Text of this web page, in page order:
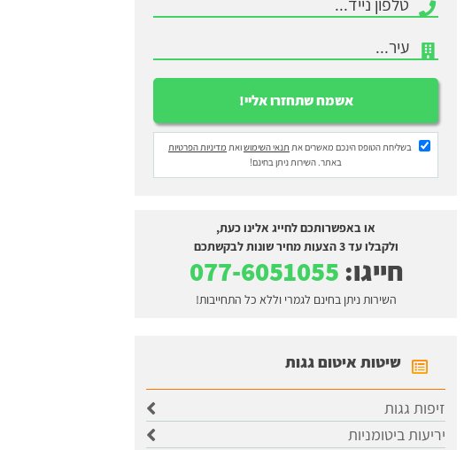
בשליחת הטופס הינכם מאשרים את תנאי השימושואת מדיניות הפרטיות
באתר. השירות ניתן בחינם!
או באפשרותכם לחייג אלינו כעת,
ולקבלו עד 3 הצעות מחיר שונות לבקשתכם
חייגו:
השירות ניתן בחינם לגמרי וללא כל התחייבות!
שיטות איטום גגות
זיפות גגות
יריעות ביטומניות